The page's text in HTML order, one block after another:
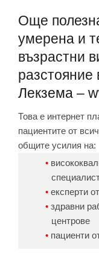
Още
умерена и
възрастни
разстояние
Лекзема –
Това е интернет
пациентите от
общите усилия на:
експерти
здравни
центрове
пациенти